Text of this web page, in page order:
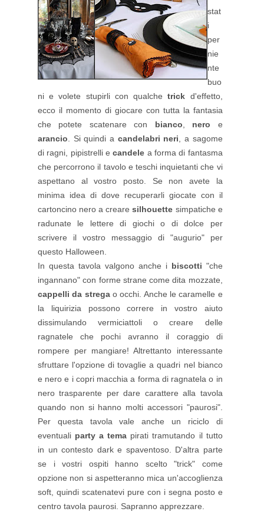
stat
i
per
nie
nte
buo
ni e volete stupirli con qualche trick d'effetto,
ecco il momento di giocare con tutta la fantasia
che potete scatenare con bianco nero e
arancio . Si quindi a candelabri neri , a sagome
di ragni, pipistrelli ecandele a forma di fantasma
che percorrono il tavolo e teschi inquietanti che vi
aspettano al vostro posto. Se non avete la
minima idea di dove recuperarli giocate con il
cartoncino nero a crearesilhouette simpatiche e
radunate le lettere di giochi o di dolce per
scrivere il vostro messaggio di "augurio" per
questo Halloween.
In questa tavola valgono anche i biscotti "che
ingannano" con forme strane come dita mozzate,
cappelli da strega o occhi. Anche le caramelle e
la liquirizia possono correre in vostro aiuto
dissimulando vermiciattoli o creare delle
ragnatele che pochi avranno il coraggio di
rompere per mangiare! Altrettanto interessante
sfruttare l'opzione di tovaglie a quadri nel bianco
e nero e i copri macchia a forma di ragnatela o in
nero trasparente per dare carattere alla tavola
quando non si hanno molti accessori "paurosi".
Per questa tavola vale anche un riciclo di
eventuali party a tema pirati tramutando il tutto
in un contesto dark e spaventoso. D'altra parte
se i vostri ospiti hanno scelto "trick" come
opzione non si aspetteranno mica un'accoglienza
soft, quindi scatenatevi pure con i segna posto e
centro tavola paurosi. Sapranno apprezzare.